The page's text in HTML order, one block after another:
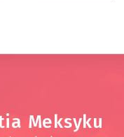
Meksyku